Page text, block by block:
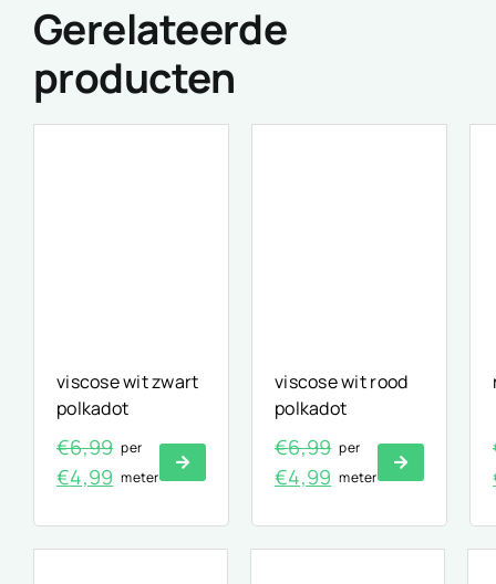
Gerelateerde
producten
viscose wit zwart
polkadot
€6,99
Oorspronkelijke
€4,99 Huidige
per
meter
viscose wit rood
polkadot
€6,99
Oorspronkelijke
€4,99 Huidige
per
meter